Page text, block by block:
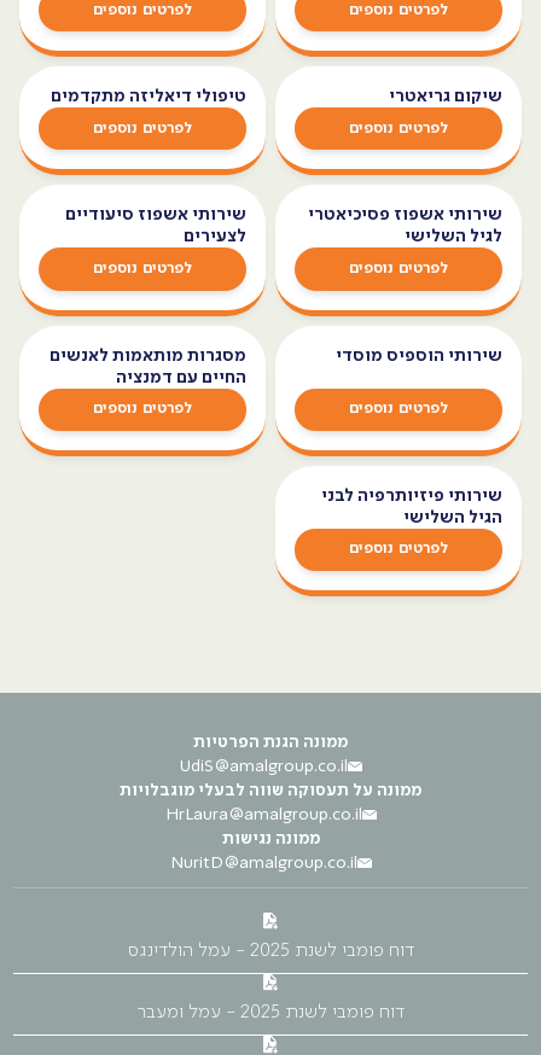
לפרטים נוספים לפרטים נוספים
שיקום גריאטרי
לפרטים נוספים
טיפולי דיאליזה מתקדמים
לפרטים נוספים
שירותי אשפוז פסיכיאטרי
לגיל השלישי
לפרטים נוספים
שירותי אשפוז סיעודיים
לצעירים
לפרטים נוספים
שירותי הוספיס מוסדי
לפרטים נוספים
מסגרות מותאמות לאנשים
החיים עם דמנציה
לפרטים נוספים
שירותי פיזיותרפיה לבני
הגיל השלישי
לפרטים נוספים
ממונה הגנת הפרטיות
UdiS@amalgroup.co.il
ממונה על תעסוקה שווה לבעלי מוגבלויות
HrLaura@amalgroup.co.il
ממונה נגישות
NuritD@amalgroup.co.il
דוח פומבי לשנת 2025 - עמל הולדינגס
דוח פומבי לשנת 2025 - עמל ומעבר